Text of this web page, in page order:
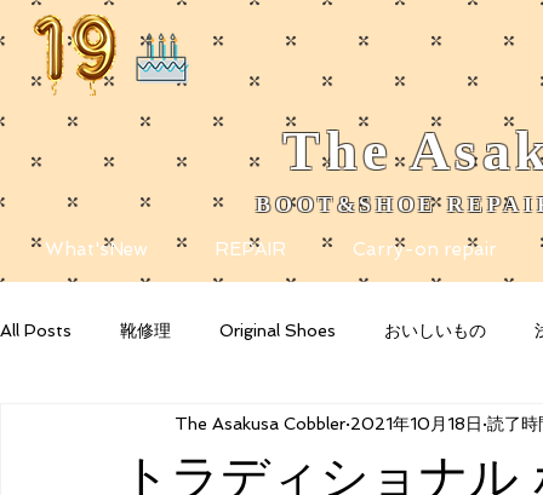
The
​BOOT&SHOE
What'sNew REPAIR Carry-on repair
All Posts 靴修理 Original Shoes おいしいもの
Your Community Blogging Tips
トラディショナ
The Asakusa Cobbler 2021年10月18日 読了時